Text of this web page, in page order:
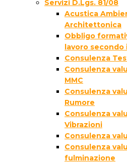
Servizi D.Lgs. 81/08
Acustica
Architettonica
Obbligo
lavoro secondo
Consulenza
Consulenza
MMC
Consulenza
Rumore
Consulenza
Vibrazioni
Consulenza
Consulenza
fulminazione